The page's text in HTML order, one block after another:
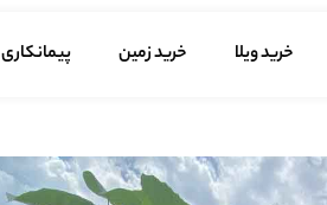
خرید ویلا خرید زمین پیمانکاری